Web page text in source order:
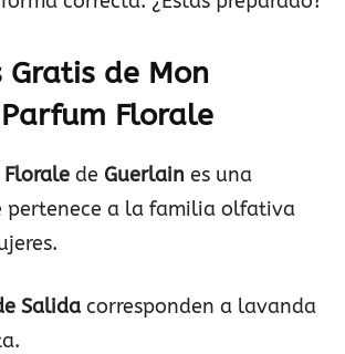
Gratis de Mon
Florale
Florale de Guerlain es una
pertenece a la familia olfativa
Salida corresponden a lavanda